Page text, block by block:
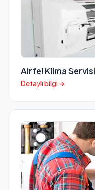
Airfel Klima Servisi
Detaylı bilgi →